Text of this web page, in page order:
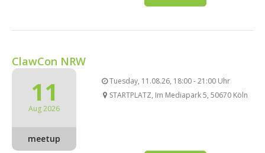
ClawCon NRW
11
Aug 2026
meetup
Tuesday, 11.08.26, 18:00 - 21:00 Uhr
STARTPLATZ, Im Mediapark 5, 50670 Köln